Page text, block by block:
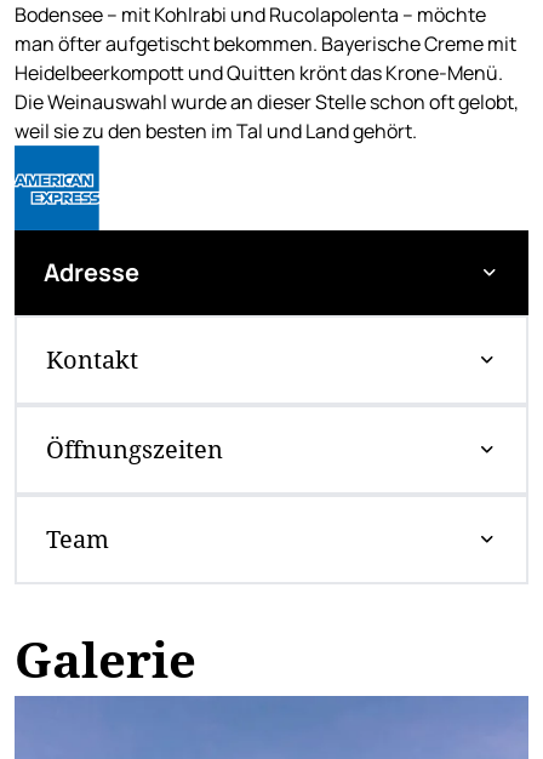
Bodensee – mit Kohlrabi und Rucolapolenta – möchte
man öfter aufgetischt bekommen. Bayerische Creme mit
Heidelbeerkompott und Quitten krönt das Krone-Menü.
Die Weinauswahl wurde an dieser Stelle schon oft gelobt,
weil sie zu den besten im Tal und Land gehört.
Adresse
Kontakt
Öffnungszeiten
Team
Galerie